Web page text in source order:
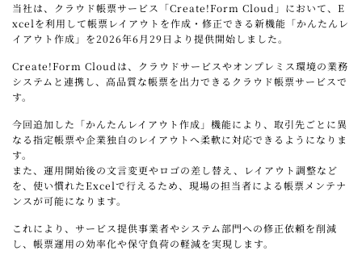
当社は、クラウド帳票サービス「Create!Form Cloud」において、E
xcelを利用して帳票レイアウトを作成・修正できる新機能「かんたんレ
イアウト作成」を2026年6月29日より提供開始しました。
Create!Form Cloudは、クラウドサービスやオンプレミス環境の業務
システムと連携し、高品質な帳票を出力できるクラウド帳票サービスで
す。
今回追加した「かんたんレイアウト作成」機能により、取引先ごとに異
なる指定帳票や企業独自のレイアウトへ柔軟に対応できるようになりま
す。
また、運用開始後の文言変更やロゴの差し替え、レイアウト調整など
を、使い慣れたExcelで行えるため、現場の担当者による帳票メンテナ
ンスが可能になります。
これにより、サービス提供事業者やシステム部門への修正依頼を削減
し、帳票運用の効率化や保守負荷の軽減を実現します。